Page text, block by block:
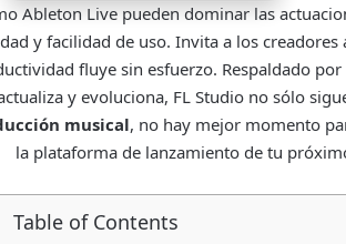
Ableton Live pueden dominar las
y facilidad de uso. Invita a los
fluye sin esfuerzo. Respaldado
y evoluciona, FL Studio no sólo
musical, no hay mejor momento
la plataforma de lanzamiento de tu
Table of Contents